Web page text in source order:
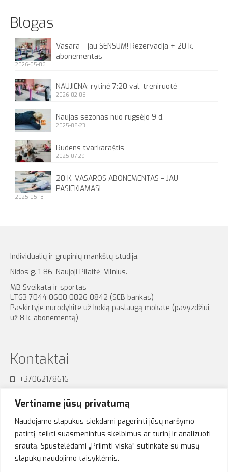
Vertiname jūsų privatumą
Naudojame slapukus siekdami pagerinti jūsų naršymo
patirtį, teikti suasmenintus skelbimus ar turinį ir analizuoti
srautą. Spustelėdami „Priimti viską“ sutinkate su mūsų
slapukų naudojimo taisyklėmis.
Blogas
Vasara – jau SENSUM! Rezervacija + 20 k.
abonementas
2026-05-06
NAUJIENA: rytinė 7:20 val. treniruotė
2026-02-06
Naujas sezonas nuo rugsėjo 9 d.
2025-08-23
Rudens tvarkaraštis
2025-07-29
20 K. VASAROS ABONEMENTAS – JAU
PASIEKIAMAS!
2025-05-13
Individualių ir grupinių mankštų studija.
Nidos g. 1-86, Naujoji Pilaitė, Vilnius.
MB Sveikata ir sportas
LT63 7044 0600 0826 0842 (SEB bankas)
Paskirtyje nurodykite už kokią paslaugą mokate (pavyzdžiui,
už 8 k. abonementą)
Kontaktai
+37062178616
Akimirkos